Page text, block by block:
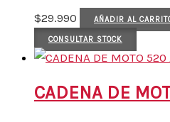
$29.990 AÑADIR AL
CONSULTAR STOCK
CADENA DE